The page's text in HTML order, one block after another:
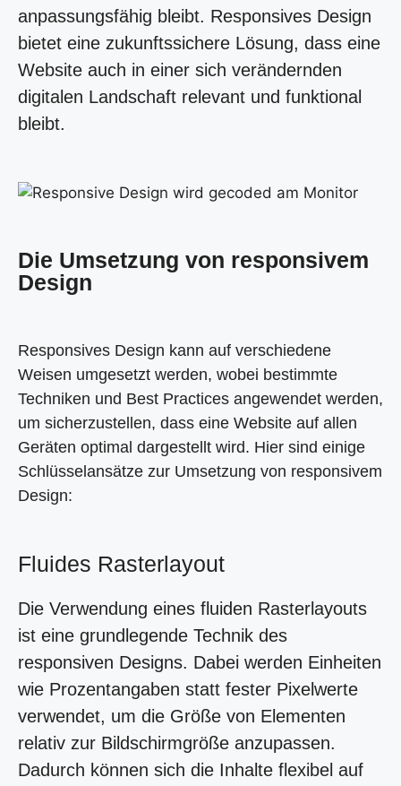
anpassungsfähig bleibt. Responsives Design
bietet eine zukunftssichere Lösung, dass eine
Website auch in einer sich verändernden
digitalen Landschaft relevant und funktional
bleibt.
Die Umsetzung von responsivem
Design
Responsives Design kann auf verschiedene
Weisen umgesetzt werden, wobei bestimmte
Techniken und Best Practices angewendet werden,
um sicherzustellen, dass eine Website auf allen
Geräten optimal dargestellt wird. Hier sind einige
Schlüsselansätze zur Umsetzung von responsivem
Design:
Fluides Rasterlayout
Die Verwendung eines fluiden Rasterlayouts
ist eine grundlegende Technik des
responsiven Designs. Dabei werden Einheiten
wie Prozentangaben statt fester Pixelwerte
verwendet, um die Größe von Elementen
relativ zur Bildschirmgröße anzupassen.
Dadurch können sich die Inhalte flexibel auf